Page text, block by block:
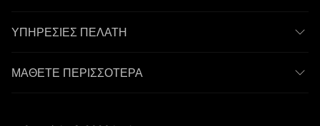
ΥΠΗΡΕΣΊΕΣ ΠΕΛΆΤΗ
ΜΆΘΕΤΕ ΠΕΡΙΣΣΌΤΕΡΑ